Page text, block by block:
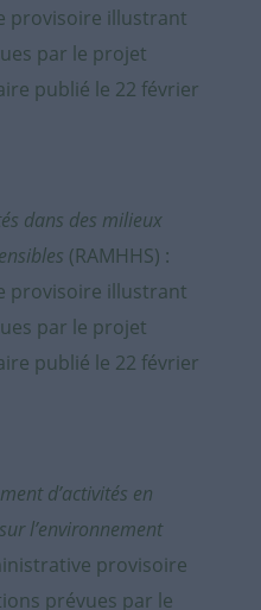
provisoire illustrant
par le projet
publié le 22 février
dans des milieux
(RAMHHS) :
provisoire illustrant
par le projet
publié le 22 février
d’activités en
l’environnement
provisoire
prévues par le